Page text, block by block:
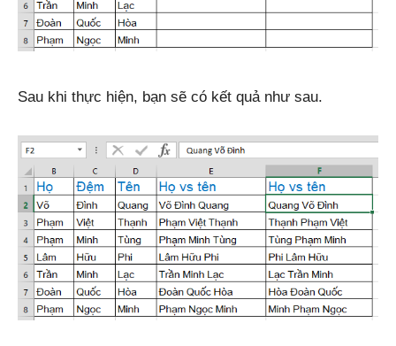
Sau khi thực hiện, bạn sẽ có kết quả như sau.